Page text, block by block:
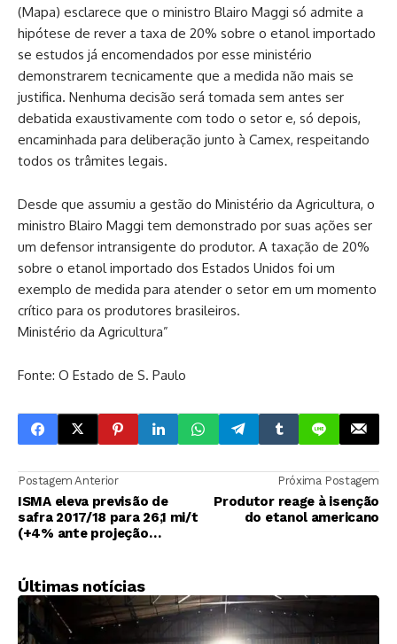
(Mapa) esclarece que o ministro Blairo Maggi só admite a
hipótese de rever a taxa de 20% sobre o etanol importado
se estudos já encomendados por esse ministério
demonstrarem tecnicamente que a medida não mais se
justifica. Nenhuma decisão será tomada sem antes ser
debatida exaustivamente com todo o setor e, só depois,
encaminhada para deliberação junto à Camex, respeitando
todos os trâmites legais.
Desde que assumiu a gestão do Ministério da Agricultura, o
ministro Blairo Maggi tem demonstrado por suas ações ser
um defensor intransigente do produtor. A taxação de 20%
sobre o etanol importado dos Estados Unidos foi um
exemplo de medida para atender o setor em um momento
crítico para os produtores brasileiros.
Ministério da Agricultura”
Fonte: O Estado de S. Paulo
Postagem Anterior
ISMA eleva previsão de
safra 2017/18 para 26,1 mi/t
(+4% ante projeção
Próxima Postagem
Produtor reage à isenção
do etanol americano
Últimas notícias